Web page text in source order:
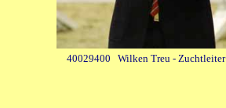
40029400 Wilken Treu - Zuchtleiter